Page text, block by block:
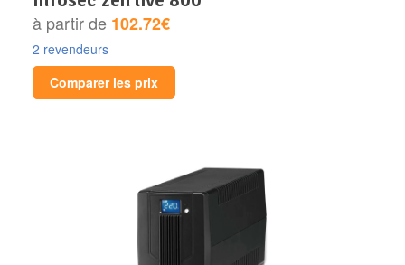
à partir de 102.72€
2 revendeurs
Comparer les prix